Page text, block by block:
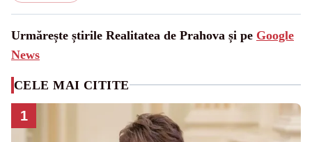
Urmărește știrile Realitatea de Prahova și pe Google
News
CELE MAI CITITE
1